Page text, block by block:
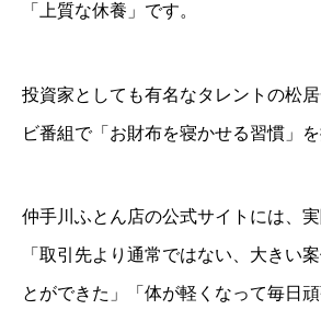
「上質な休養」です。
投資家としても有名なタレントの松
ビ番組で「お財布を寝かせる習慣」を
仲手川ふとん店の公式サイトには、
「取引先より通常ではない、大きい
とができた」「体が軽くなって毎日